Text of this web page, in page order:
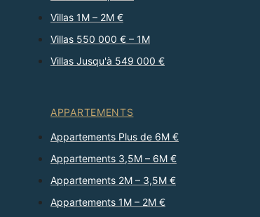
Villas 1M – 2M €
Villas 550 000 € – 1M
Villas Jusqu'à 549 000 €
APPARTEMENTS
Appartements Plus de 6M €
Appartements 3,5M – 6M €
Appartements 2M – 3,5M €
Appartements 1M – 2M €